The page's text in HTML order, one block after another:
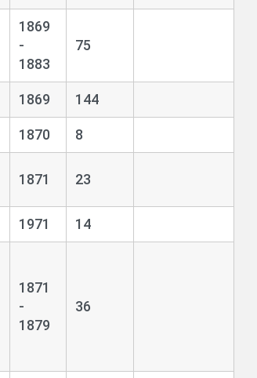
1869
-
1883
75
1869 144
1870 8
1871 23
1971 14
1871
-
1879
36